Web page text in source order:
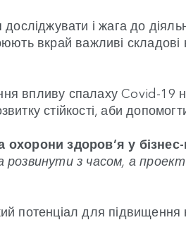
і жага до
вкрай важливі
впливу спалаху Covid-19
стійкості, аби
охорони здоров’я у
з часом, а
потенціал для підвищення